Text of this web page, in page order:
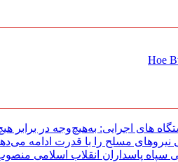
Hoe
های اجرایی: به‌هیچ‌وجه در برابر
مسلح را با قدرت ادامه
سپاه پاسداران انقلاب اسلامی